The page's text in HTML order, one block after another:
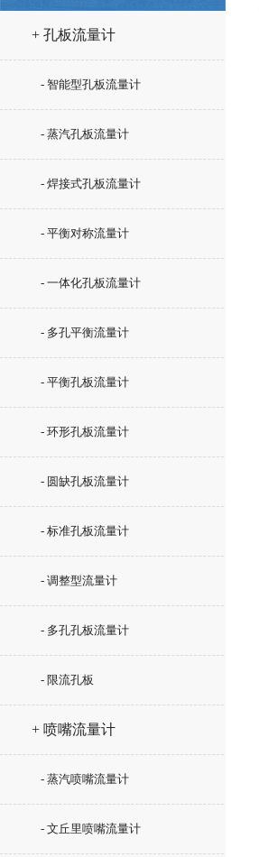
+ 孔板流量计
- 智能型孔板流量计
- 蒸汽孔板流量计
- 焊接式孔板流量计
- 平衡对称流量计
- 一体化孔板流量计
- 多孔平衡流量计
- 平衡孔板流量计
- 环形孔板流量计
- 圆缺孔板流量计
- 标准孔板流量计
- 调整型流量计
- 多孔孔板流量计
- 限流孔板
+ 喷嘴流量计
- 蒸汽喷嘴流量计
- 文丘里喷嘴流量计